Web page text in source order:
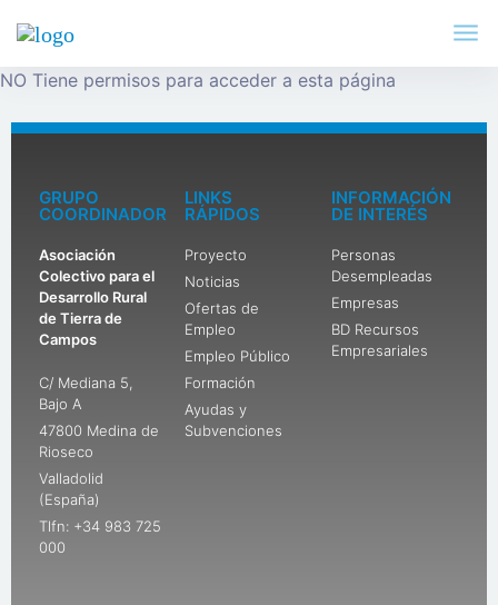
NO Tiene permisos para acceder a esta página
GRUPO
COORDINADOR
Asociación
Colectivo para el
Desarrollo Rural
de Tierra de
Campos
C/ Mediana 5,
Bajo A
47800 Medina de
Rioseco
Valladolid
(España)
Tlfn: +34 983 725
000
LINKS
RÁPIDOS
Proyecto
Noticias
Ofertas de
Empleo
Empleo Público
Formación
Ayudas y
Subvenciones
INFORMACIÓN
DE INTERÉS
Personas
Desempleadas
Empresas
BD Recursos
Empresariales